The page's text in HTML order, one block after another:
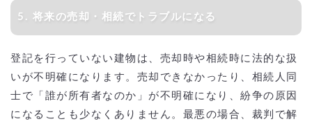
5. 将来の売却・相続でトラブルになる
登記を行っていない建物は、売却時や相続時に法的な扱
いが不明確になります。売却できなかったり、相続人同
士で「誰が所有者なのか」が不明確になり、紛争の原因
になることも少なくありません。最悪の場合、裁判で解